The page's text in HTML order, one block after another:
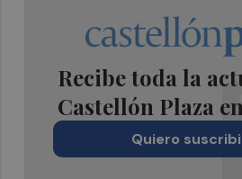
Recibe toda la
Castellón Plaza
Quiero